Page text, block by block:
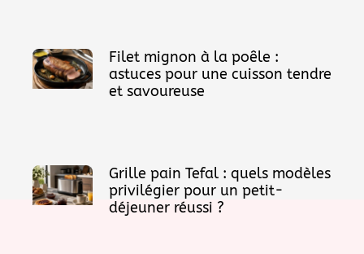
Filet mignon à la poêle :
astuces pour une cuisson tendre
et savoureuse
Grille pain Tefal : quels modèles
privilégier pour un petit-
déjeuner réussi ?